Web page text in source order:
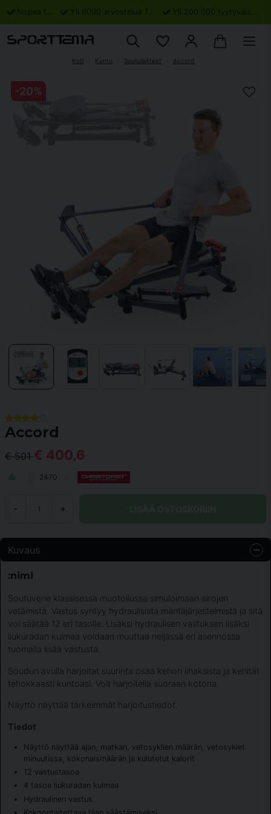
Nopea toimitus Yli 6000 arvostelua Trustpilotissa Yli 200 000 tyytyväistä asiakasta
Koti Kunto Soutulaitteet Accord
-20%
Accord
€ 501€ 400,6
2470
- +
Kuvaus
:nimi
Soutuvene klassisessa muotoilussa simuloimaan airojen
vetämistä. Vastus syntyy hydraulisista mäntäjärjestelmistä ja sitä
voi säätää 12 eri tasolle. Lisäksi hydraulisen vastuksen lisäksi
liukuradan kulmaa voidaan muuttaa neljässä eri asennossa
tuomalla lisää vastusta.
Soudun avulla harjoitat suurinta osaa kehon lihaksista ja kehität
tehokkaasti kuntoasi. Voit harjoitella suoraan kotona.
Näyttö näyttää tärkeimmät harjoitustiedot.
Tiedot
Näyttö näyttää ajan, matkan, vetosyklien määrän, vetosyklet
minuutissa, kokonaismäärän ja kulutetut kalorit
12 vastustasoa
4 tasoa liukuradan kulmaa
Hydraulinen vastus